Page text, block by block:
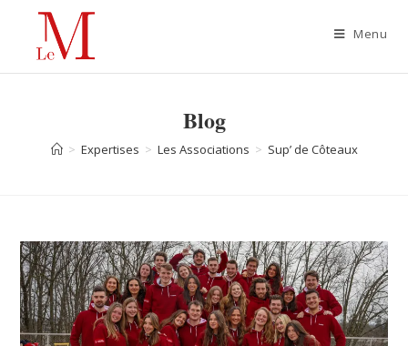
Menu
Blog
> Expertises > Les Associations > Sup’ de Côteaux